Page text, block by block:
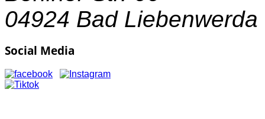
04924 Bad Liebenwerda
Social Media